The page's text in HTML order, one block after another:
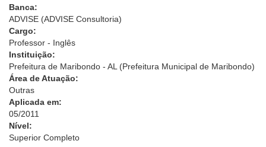
Banca:
ADVISE (ADVISE Consultoria)
Cargo:
Professor - Inglês
Instituição:
Prefeitura de Maribondo - AL (Prefeitura Municipal de Maribondo)
Área de Atuação:
Outras
Aplicada em:
05/2011
Nível:
Superior Completo